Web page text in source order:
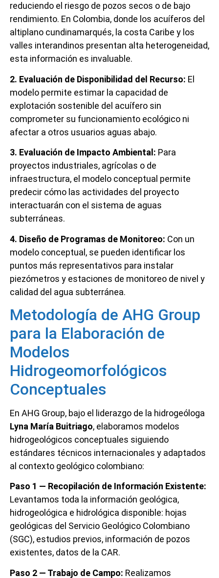
reduciendo el riesgo de pozos secos o de bajo
rendimiento. En Colombia, donde los acuíferos del
altiplano cundinamarqués, la costa Caribe y los
valles interandinos presentan alta heterogeneidad,
esta información es invaluable.
2. Evaluación de Disponibilidad del Recurso: El
modelo permite estimar la capacidad de
explotación sostenible del acuífero sin
comprometer su funcionamiento ecológico ni
afectar a otros usuarios aguas abajo.
3. Evaluación de Impacto Ambiental: Para
proyectos industriales, agrícolas o de
infraestructura, el modelo conceptual permite
predecir cómo las actividades del proyecto
interactuarán con el sistema de aguas
subterráneas.
4. Diseño de Programas de Monitoreo: Con un
modelo conceptual, se pueden identificar los
puntos más representativos para instalar
piezómetros y estaciones de monitoreo de nivel y
calidad del agua subterránea.
Metodología de AHG Group
para la Elaboración de
Modelos
Hidrogeomorfológicos
Conceptuales
En AHG Group, bajo el liderazgo de la hidrogeóloga
Lyna María Buitriago, elaboramos modelos
hidrogeológicos conceptuales siguiendo
estándares técnicos internacionales y adaptados
al contexto geológico colombiano:
Paso 1 — Recopilación de Información Existente:
Levantamos toda la información geológica,
hidrogeológica e hidrológica disponible: hojas
geológicas del Servicio Geológico Colombiano
(SGC), estudios previos, información de pozos
existentes, datos de la CAR.
Paso 2 — Trabajo de Campo: Realizamos